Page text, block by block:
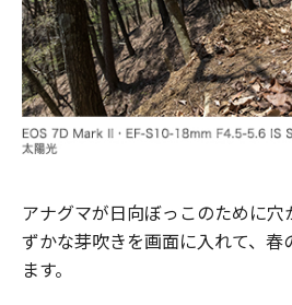
アナグマが日向ぼっこのために
ずかな芽吹きを画面に入れて、春
ます。